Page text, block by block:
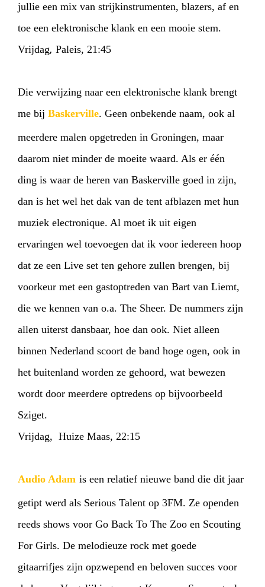
jullie een mix van strijkinstrumenten, blazers, af en
toe een elektronische klank en een mooie stem.
Vrijdag, Paleis, 21:45
Die verwijzing naar een elektronische klank brengt
me bij Baskerville. Geen onbekende naam, ook al
meerdere malen opgetreden in Groningen, maar
daarom niet minder de moeite waard. Als er één
ding is waar de heren van Baskerville goed in zijn,
dan is het wel het dak van de tent afblazen met hun
muziek electronique. Al moet ik uit eigen
ervaringen wel toevoegen dat ik voor iedereen hoop
dat ze een Live set ten gehore zullen brengen, bij
voorkeur met een gastoptreden van Bart van Liemt,
die we kennen van o.a. The Sheer. De nummers zijn
allen uiterst dansbaar, hoe dan ook. Niet alleen
binnen Nederland scoort de band hoge ogen, ook in
het buitenland worden ze gehoord, wat bewezen
wordt door meerdere optredens op bijvoorbeeld
Sziget.
Vrijdag, Huize Maas, 22:15
Audio Adam is een relatief nieuwe band die dit jaar
getipt werd als Serious Talent op 3FM. Ze openden
reeds shows voor Go Back To The Zoo en Scouting
For Girls. De melodieuze rock met goede
gitaarrifjes zijn opzwepend en beloven succes voor